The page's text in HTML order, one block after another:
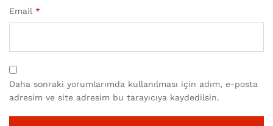
Email *
Daha sonraki yorumlarımda kullanılması için adım, e-posta
adresim ve site adresim bu tarayıcıya kaydedilsin.